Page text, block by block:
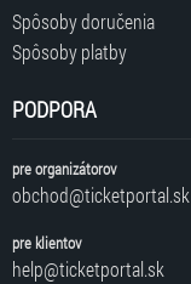
Spôsoby doručenia
Spôsoby platby
PODPORA
pre organizátorov
obchod@ticketportal.sk
pre klientov
help@ticketportal.sk